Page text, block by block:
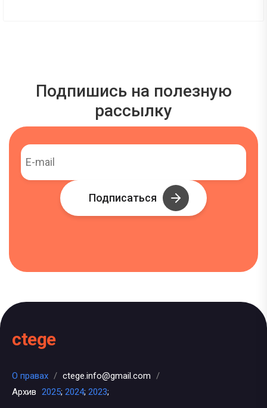
Подпишись на полезную
рассылку
Подписаться
ctege
О правах / ctege.info@gmail.com /
Архив 2025; 2024; 2023;